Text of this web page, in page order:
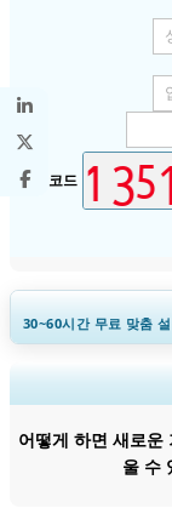
보안 코드
30~60시간무료 맞춤
지역 및 국가 범위
어떻게 하면 새로운
울 수